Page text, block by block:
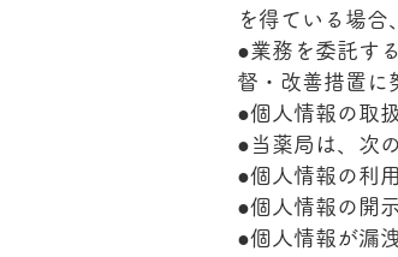
を得ている場合
●業務を委託す
督・改善措置に
●個人情報の取
●当薬局は、次
●個人情報の利
●個人情報の開
●個人情報が漏